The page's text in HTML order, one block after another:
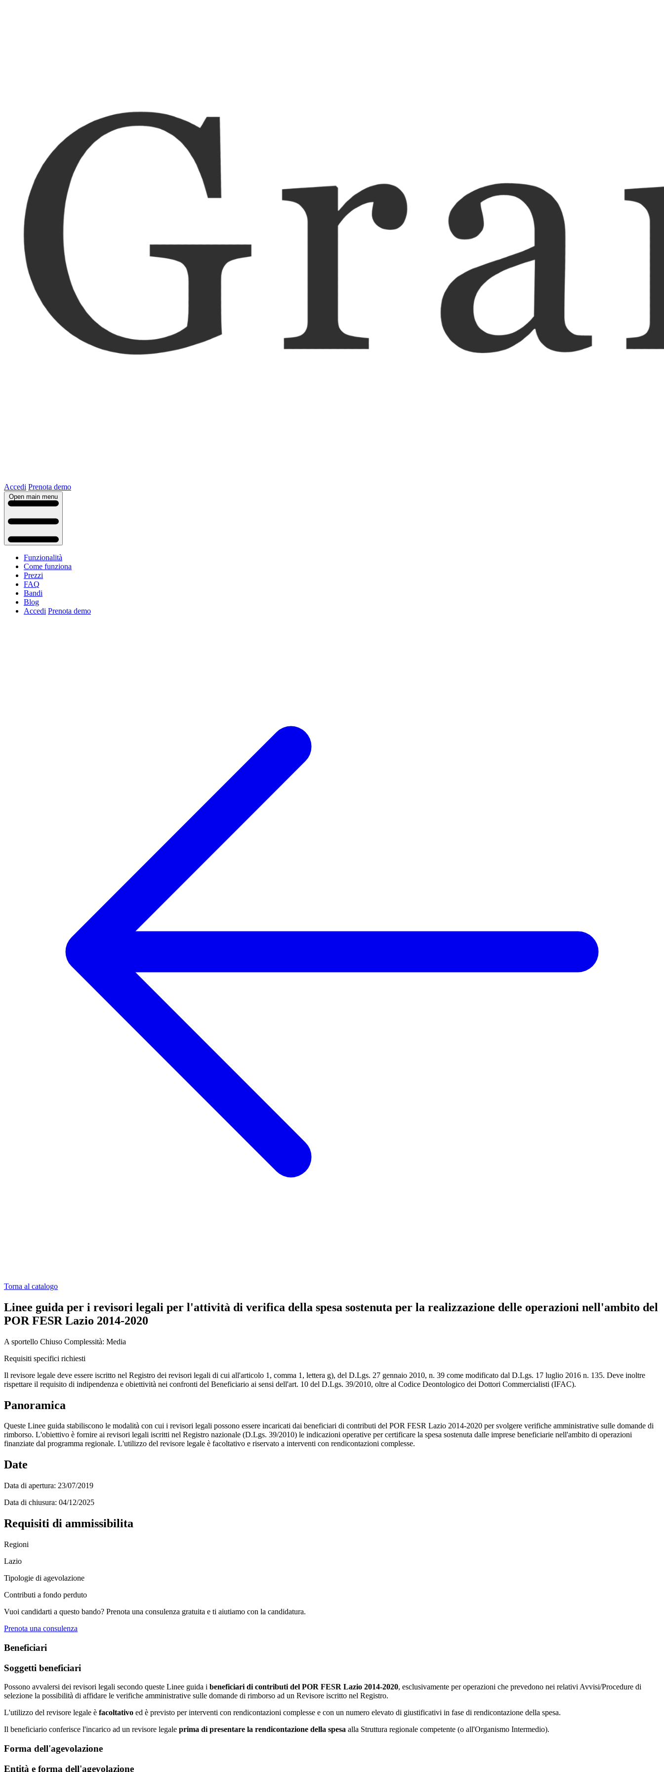
Accedi Prenota demo
Open main menu
Funzionalità
Come funziona
Prezzi
FAQ
Bandi
Blog
Accedi Prenota demo
Torna al catalogo
Linee guida per i revisori legali per l'attività di verifica della spesa sostenuta per la realizzazione delle operazioni nell'ambito del
POR FESR Lazio 2014-2020
A sportello Chiuso Complessità: Media
Requisiti specifici richiesti
Il revisore legale deve essere iscritto nel Registro dei revisori legali di cui all'articolo 1, comma 1, lettera g), del D.Lgs. 27 gennaio 2010, n. 39 come modificato dal D.Lgs. 17 luglio 2016 n. 135. Deve inoltre
rispettare il requisito di indipendenza e obiettività nei confronti del Beneficiario ai sensi dell'art. 10 del D.Lgs. 39/2010, oltre al Codice Deontologico dei Dottori Commercialisti (IFAC).
Panoramica
Queste Linee guida stabiliscono le modalità con cui i revisori legali possono essere incaricati dai beneficiari di contributi del POR FESR Lazio 2014-2020 per svolgere verifiche amministrative sulle domande di
rimborso. L'obiettivo è fornire ai revisori legali iscritti nel Registro nazionale (D.Lgs. 39/2010) le indicazioni operative per certificare la spesa sostenuta dalle imprese beneficiarie nell'ambito di operazioni
finanziate dal programma regionale. L'utilizzo del revisore legale è facoltativo e riservato a interventi con rendicontazioni complesse.
Date
Data di apertura: 23/07/2019
Data di chiusura: 04/12/2025
Requisiti di ammissibilita
Regioni
Lazio
Tipologie di agevolazione
Contributi a fondo perduto
Vuoi candidarti a questo bando? Prenota una consulenza gratuita e ti aiutiamo con la candidatura.
Prenota una consulenza
Beneficiari
Soggetti beneficiari
Possono avvalersi dei revisori legali secondo queste Linee guida i beneficiari di contributi del POR FESR Lazio 2014-2020, esclusivamente per operazioni che prevedono nei relativi Avvisi/Procedure di
selezione la possibilità di affidare le verifiche amministrative sulle domande di rimborso ad un Revisore iscritto nel Registro.
L'utilizzo del revisore legale è facoltativo ed è previsto per interventi con rendicontazioni complesse e con un numero elevato di giustificativi in fase di rendicontazione della spesa.
Il beneficiario conferisce l'incarico ad un revisore legale prima di presentare la rendicontazione della spesa alla Struttura regionale competente (o all'Organismo Intermedio).
Forma dell'agevolazione
Entità e forma dell'agevolazione